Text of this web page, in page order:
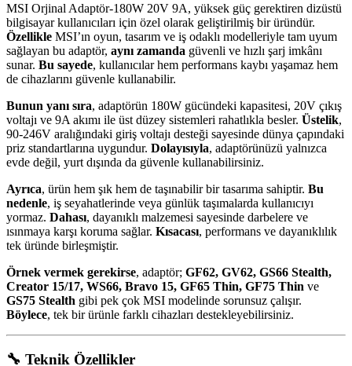
MSI Orjinal Adaptör-180W 20V 9A, yüksek güç gerektiren dizüstü
bilgisayar kullanıcıları için özel olarak geliştirilmiş bir üründür.
Özellikle MSI’ın oyun, tasarım ve iş odaklı modelleriyle tam uyum
sağlayan bu adaptör, aynı zamanda güvenli ve hızlı şarj imkânı
sunar. Bu sayede, kullanıcılar hem performans kaybı yaşamaz hem
de cihazlarını güvenle kullanabilir.
Bunun yanı sıra, adaptörün 180W gücündeki kapasitesi, 20V çıkış
voltajı ve 9A akımı ile üst düzey sistemleri rahatlıkla besler. Üstelik,
90-246V aralığındaki giriş voltajı desteği sayesinde dünya çapındaki
priz standartlarına uygundur. Dolayısıyla, adaptörünüzü yalnızca
evde değil, yurt dışında da güvenle kullanabilirsiniz.
Ayrıca, ürün hem şık hem de taşınabilir bir tasarıma sahiptir. Bu
nedenle, iş seyahatlerinde veya günlük taşımalarda kullanıcıyı
yormaz. Dahası, dayanıklı malzemesi sayesinde darbelere ve
ısınmaya karşı koruma sağlar. Kısacası, performans ve dayanıklılık
tek üründe birleşmiştir.
Örnek vermek gerekirse, adaptör; GF62, GV62, GS66 Stealth,
Creator 15/17, WS66, Bravo 15, GF65 Thin, GF75 Thin ve
GS75 Stealth gibi pek çok MSI modelinde sorunsuz çalışır.
Böylece, tek bir ürünle farklı cihazları destekleyebilirsiniz.
🔧 Teknik Özellikler